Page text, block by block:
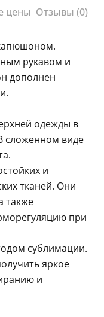
цены Отзывы (0)
рукавом и
дополнен
одежды в
сложенном виде
и
тканей. Они
также
при
сублимации.
яркое
и